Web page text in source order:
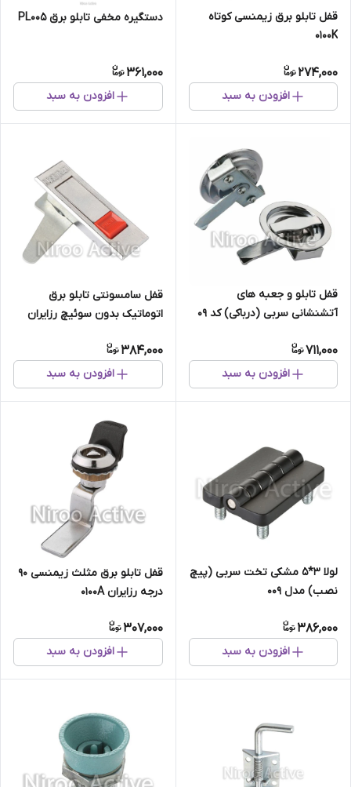
قفل تابلو برق زیمنسی کوتاه
۰۱۰۰K
274,000
افزودن به سبد
دستگیره مخفی تابلو برق PL005
361,000
افزودن به سبد
قفل تابلو و جعبه های
آتشنشانی سربی (درباکی) کد ۰۹
711,000
افزودن به سبد
قفل سامسونتی تابلو برق
اتوماتیک بدون سوئیچ رزایران
384,000
افزودن به سبد
لولا ۳*۵ مشکی تخت سربی (پیچ
نصب) مدل ۰۰۹
386,000
افزودن به سبد
قفل تابلو برق مثلث زیمنسی ۹۰
درجه رزایران 0100A
307,000
افزودن به سبد